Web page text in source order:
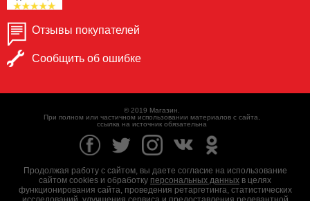
Отзывы покупателей
Сообщить об ошибке
© 2019 Магазин.
При полном или частичном использовании материалов с сайта,
ссылка на источник обязательна
Продолжая работу с сайтом, вы даете согласие на использование
сайтом cookies и обработку персональных данных в целях
функционирования сайта, проведения ретаргетинга, статистических